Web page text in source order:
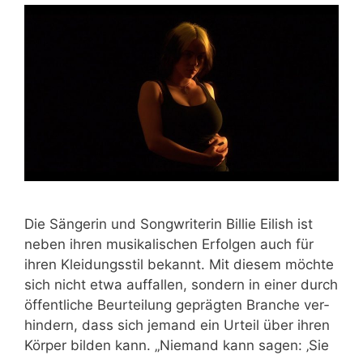
Die Sän­ge­rin und Song­wri­te­rin Bil­lie Eilish ist
neben ihren musi­ka­li­schen Erfol­gen auch für
ihren Klei­dungs­stil bekannt. Mit die­sem möch­te
sich nicht etwa auf­fal­len, son­dern in einer durch
öffent­li­che Beur­tei­lung gepräg­ten Bran­che ver­
hin­dern, dass sich jemand ein Urteil über ihren
Kör­per bil­den kann. „Nie­mand kann sagen: ‚Sie